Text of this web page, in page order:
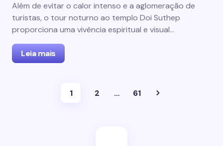
Além de evitar o calor intenso e a aglomeração de
turistas, o tour noturno ao templo Doi Suthep
proporciona uma vivência espiritual e visual…
Leia mais
1 2 … 61